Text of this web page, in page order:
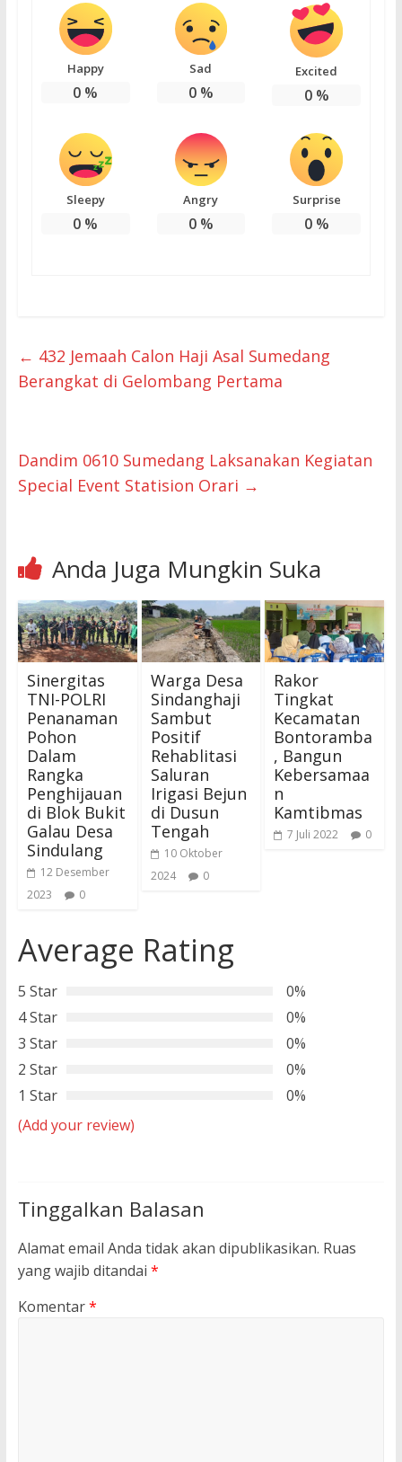
Happy
0 %
Sad
0%
Excited
0%
Sleepy
0 %
Angry
0%
Surprise
0%
← 432 Jemaah Calon Haji Asal Sumedang
Berangkat di Gelombang Pertama
Dandim 0610 Sumedang Laksanakan Kegiatan
Special Event Statision Orari →
Anda Juga Mungkin Suka
Sinergitas
TNI-POLRI
Penanaman
Pohon
Dalam
Rangka
Penghijauan
di Blok Bukit
Galau Desa
Sindulang
12 Desember
2023
0
Warga Desa
Sindanghaji
Sambut
Positif
Rehablitasi
Saluran
Irigasi Bejun
di Dusun
Tengah
10 Oktober
2024
0
Rakor
Tingkat
Kecamatan
Bontoramba
, Bangun
Kebersamaa
n
Kamtibmas
7 Juli 2022 0
Average Rating
5 Star
0%
4 Star
0%
3 Star
0%
2 Star
0%
1 Star
0%
(Add your review)
Tinggalkan Balasan
Alamat email Anda tidak akan dipublikasikan. Ruas
yang wajib ditandai *
Komentar*